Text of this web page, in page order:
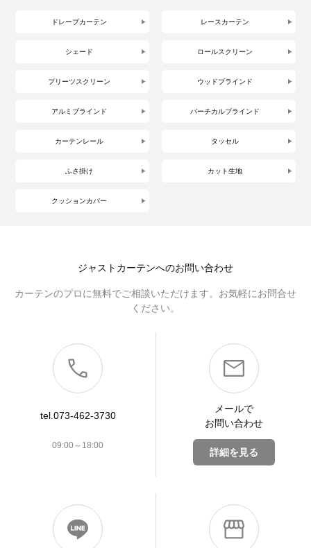
ドレープカーテン レースカーテン
シェード ロールスクリーン
プリーツスクリーン ウッドブラインド
アルミブラインド バーチカルブラインド
カーテンレール タッセル
ふさ掛け カット生地
クッションカバー
ジャストカーテンへのお問い合わせ
カーテンのプロに無料でご相談いただけます。お気軽にお問合せ
ください。
tel.073-462-3730
09:00～18:00
メールで
お問い合わせ
詳細を見る